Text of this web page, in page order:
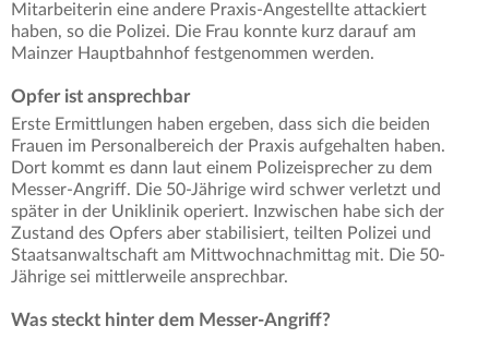
Mitarbeiterin eine andere Praxis-Angestellte attackiert
haben, so die Polizei. Die Frau konnte kurz darauf am
Mainzer Hauptbahnhof festgenommen werden.
Opfer ist ansprechbar
Erste Ermittlungen haben ergeben, dass sich die beiden
Frauen im Personalbereich der Praxis aufgehalten haben.
Dort kommt es dann laut einem Polizeisprecher zu dem
Messer-Angriff. Die 50-Jährige wird schwer verletzt und
später in der Uniklinik operiert. Inzwischen habe sich der
Zustand des Opfers aber stabilisiert, teilten Polizei und
Staatsanwaltschaft am Mittwochnachmittag mit. Die 50-
Jährige sei mittlerweile ansprechbar.
Was steckt hinter dem Messer-Angriff?